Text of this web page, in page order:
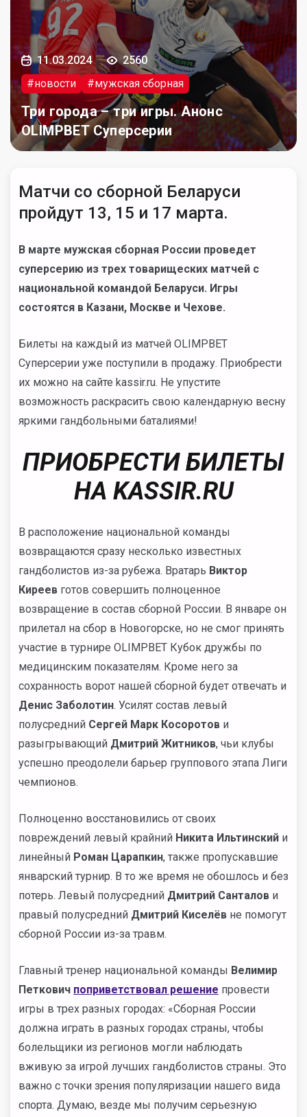
11.03.2024
2560
#новости
#мужская сборная
Три города – три игры. Анонс
OLIMPBET Суперсерии
Матчи со сборной Беларуси
пройдут 13, 15 и 17 марта.
В марте мужская сборная России проведет
суперсерию из трех товарищеских матчей с
национальной командой Беларуси. Игры
состоятся в Казани, Москве и Чехове.
Билеты на каждый из матчей OLIMPBET
Суперсерии уже поступили в продажу. Приобрести
их можно на сайте kassir.ru. Не упустите
возможность раскрасить свою календарную весну
яркими гандбольными баталиями!
ПРИОБРЕСТИ БИЛЕТЫ
НА KASSIR.RU
В расположение национальной команды
возвращаются сразу несколько известных
гандболистов из-за рубежа. Вратарь Виктор
Киреев готов совершить полноценное
возвращение в состав сборной России. В январе он
прилетал на сбор в Новогорске, но не смог принять
участие в турнире OLIMPBET Кубок дружбы по
медицинским показателям. Кроме него за
сохранность ворот нашей сборной будет отвечать и
Денис Заболотин. Усилят состав левый
полусредний Сергей Марк Косоротов и
разыгрывающий Дмитрий Житников, чьи клубы
успешно преодолели барьер группового этапа Лиги
чемпионов.
Полноценно восстановились от своих
повреждений левый крайний Никита Ильтинский и
линейный Роман Царапкин, также пропускавшие
январский турнир. В то же время не обошлось и без
потерь. Левый полусредний Дмитрий Санталов и
правый полусредний Дмитрий Киселёв не помогут
сборной России из-за травм.
Главный тренер национальной команды Велимир
Петкович поприветствовал решение провести
игры в трех разных городах: «Сборная России
должна играть в разных городах страны, чтобы
болельщики из регионов могли наблюдать
вживую за игрой лучших гандболистов страны. Это
важно с точки зрения популяризации нашего вида
спорта. Думаю, везде мы получим серьезную